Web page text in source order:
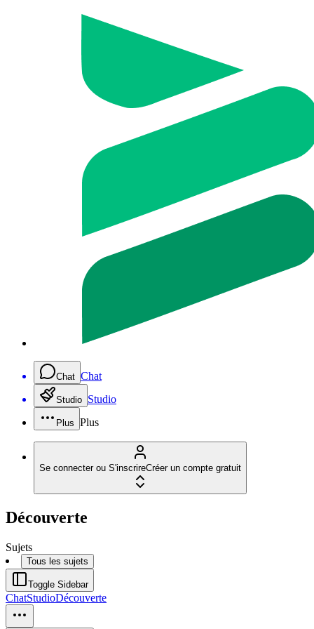
Chat Chat
Studio Studio
Plus Plus
Se connecter ou S'inscrireCréer un compte gratuit
Découverte
Sujets
Tous les sujets
Toggle Sidebar
ChatStudioDécouverte